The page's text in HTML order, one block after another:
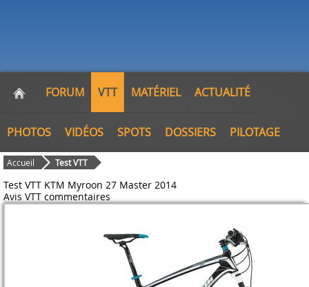
FORUM VTT MATÉRIEL ACTUALITÉ
PHOTOS VIDÉOS SPOTS DOSSIERS PILOTAGE
Accueil Test VTT
Test VTT KTM Myroon 27 Master 2014
Avis VTT commentaires